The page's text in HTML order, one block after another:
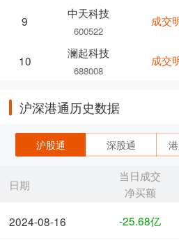
9
中天科技
600522
10
澜起科技
688008
成交
成交
沪深港通历史数据
沪股通 深股通
日期
2024-08-16
当日成交
净买额
-25.68亿